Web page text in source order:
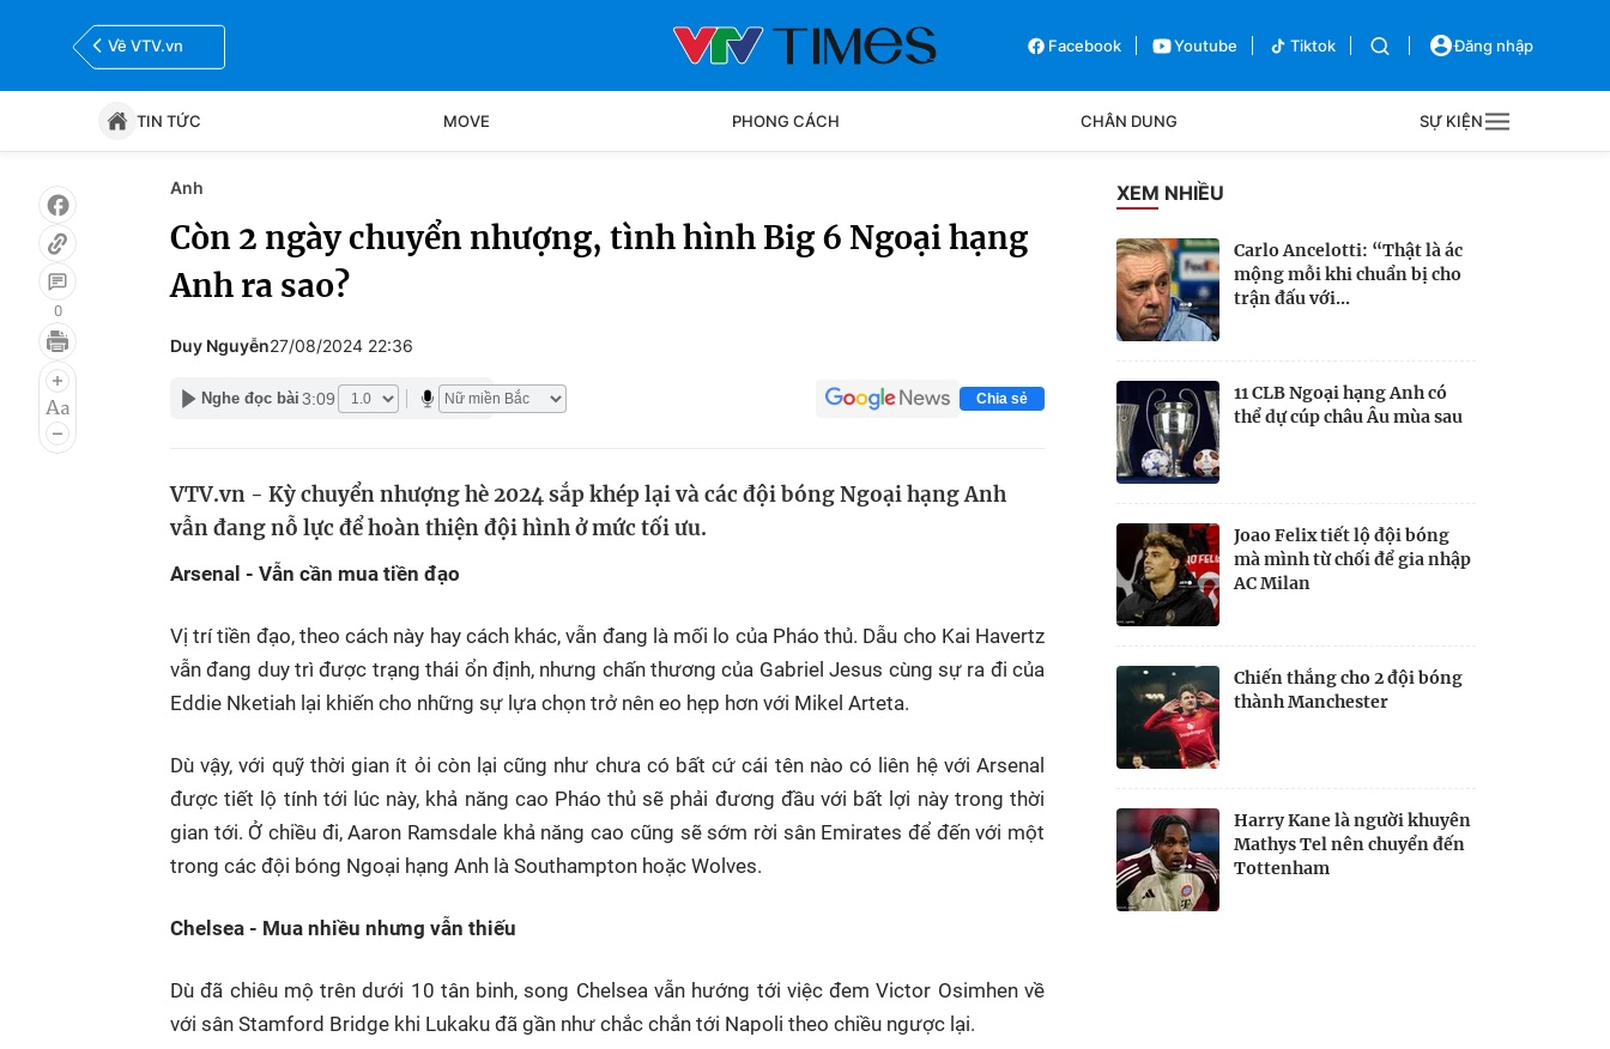
Về VTV.vn Facebook Youtube Tiktok Đăng nhập
TIN TỨC MOVE PHONG CÁCH CHÂN DUNG SỰ KIỆN
Tin tức
Bóng đá Thể thao Điện tử Bên lề
0
Anh
Còn 2 ngày chuyển nhượng, tình hình Big 6 Ngoại hạng
Anh ra sao?
Duy Nguyễn27/08/2024 22:36
Nghe đọc bài 3:09 Chia sẻ
VTV.vn - Kỳ chuyển nhượng hè 2024 sắp khép lại và các đội bóng Ngoại hạng Anh
vẫn đang nỗ lực để hoàn thiện đội hình ở mức tối ưu.
Arsenal - Vẫn cần mua tiền đạo
Vị trí tiền đạo, theo cách này hay cách khác, vẫn đang là mối lo của Pháo thủ. Dẫu cho Kai Havertz
vẫn đang duy trì được trạng thái ổn định, nhưng chấn thương của Gabriel Jesus cùng sự ra đi của
Eddie Nketiah lại khiến cho những sự lựa chọn trở nên eo hẹp hơn với Mikel Arteta.
Dù vậy, với quỹ thời gian ít ỏi còn lại cũng như chưa có bất cứ cái tên nào có liên hệ với Arsenal
được tiết lộ tính tới lúc này, khả năng cao Pháo thủ sẽ phải đương đầu với bất lợi này trong thời
gian tới. Ở chiều đi, Aaron Ramsdale khả năng cao cũng sẽ sớm rời sân Emirates để đến với một
trong các đội bóng Ngoại hạng Anh là Southampton hoặc Wolves.
Chelsea - Mua nhiều nhưng vẫn thiếu
Dù đã chiêu mộ trên dưới 10 tân binh, song Chelsea vẫn hướng tới việc đem Victor Osimhen về
với sân Stamford Bridge khi Lukaku đã gần như chắc chắn tới Napoli theo chiều ngược lại.
XEM NHIỀU
Carlo Ancelotti: “Thật là ác
mộng mỗi khi chuẩn bị cho
trận đấu với...
11 CLB Ngoại hạng Anh có
thể dự cúp châu Âu mùa sau
Joao Felix tiết lộ đội bóng
mà mình từ chối để gia nhập
AC Milan
Chiến thắng cho 2 đội bóng
thành Manchester
Harry Kane là người khuyên
Mathys Tel nên chuyển đến
Tottenham